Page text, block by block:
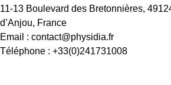
11-13 Boulevard des Bretonnières,
d’Anjou, France
Email : contact@physidia.fr
Téléphone : +33(0)241731008